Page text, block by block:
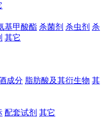
基甲酸酯 杀菌剂 杀虫剂 杀
其它
成分 脂肪酸及其衍生物 其
配套试剂 其它